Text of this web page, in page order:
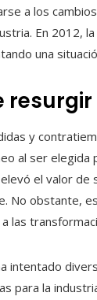
a los
En 2012,
una
y
al ser
el valor
No obstante,
las
intentado
para la